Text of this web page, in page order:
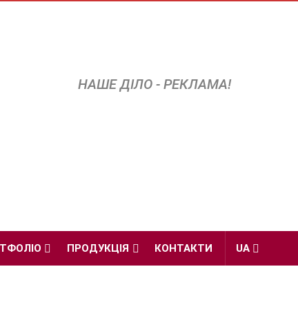
НАШЕ ДІЛО - РЕКЛАМА!
ПРОДУКЦІЯ КОНТАКТИ UA